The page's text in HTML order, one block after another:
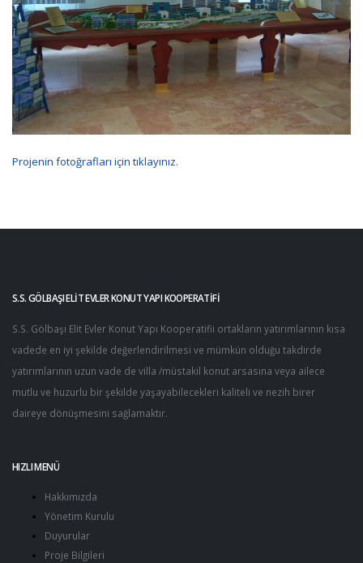
Projenin fotoğrafları için tıklayınız.
S.S. GÖLBAŞI ELİT EVLER KONUT YAPI KOOPERATİFİ
S.S. Gölbaşı Elit Evler Konut Yapı Kooperatifii ortakların yatırımlarının kısa
vadede en iyi şekilde değerlendirilmesi ve mümkün olduğu takdirde
yatırımlarının uzun vade de villa /müstakil konut arsasına veya ailece
mutlu ve huzurlu bir şekilde yaşayabilecekleri kaliteli ve nezih birer
daireye dönüşmesini sağlamaktır.
HIZLI MENÜ
Hakkımızda
Yönetim Kurulu
Duyurular
Proje Bilgileri